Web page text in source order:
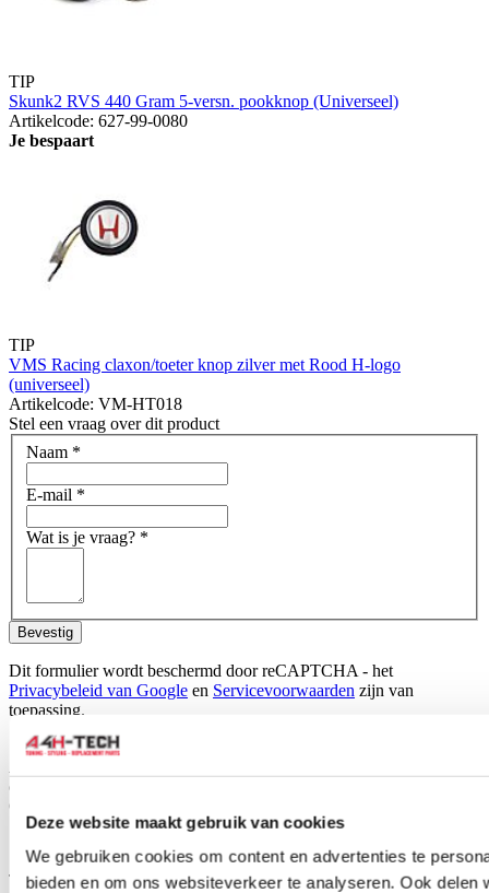
Deze website maakt gebruik van cookies
We gebruiken cookies om content en advertenties te
bieden en om ons websiteverkeer te analyseren. Ook
TIP
Skunk2 RVS 440 Gram 5-versn. pookknop (Universeel)
Artikelcode: 627-99-0080
Je bespaart
TIP
VMS Racing claxon/toeter knop zilver met Rood H-logo
(universeel)
Artikelcode: VM-HT018
Stel een vraag over dit product
Naam *
E-mail *
Wat is je vraag? *
Bevestig
Dit formulier wordt beschermd door reCAPTCHA - het
Privacybeleid van Google en Servicevoorwaarden zijn van
toepassing.
Schrijf je eigen review
of
Omschrijving
The car mats are specifically tailored for your car type and therefore